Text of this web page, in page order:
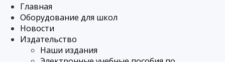
Главная
Оборудование для школ
Новости
Издательство
Наши издания